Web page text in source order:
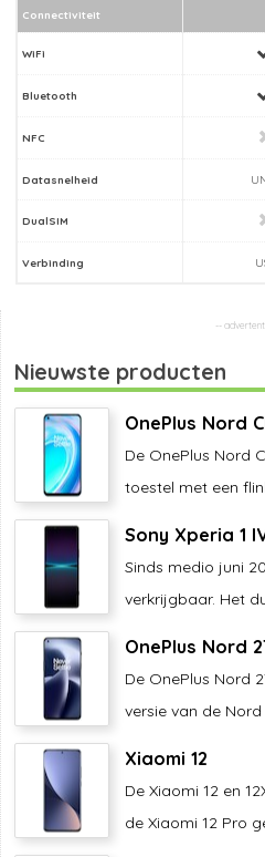
Connectiviteit
WiFi
Bluetooth
NFC
Datasnelheid
DualSIM
Verbinding
Nieuwste producten
OnePlus Nord
De OnePlus Nord
toestel met een
Sony Xperia 1
Sinds medio juni
verkrijgbaar. Het
OnePlus Nord
De OnePlus Nord
versie van de Nord
Xiaomi 12
De Xiaomi 12 en
de Xiaomi 12 Pro